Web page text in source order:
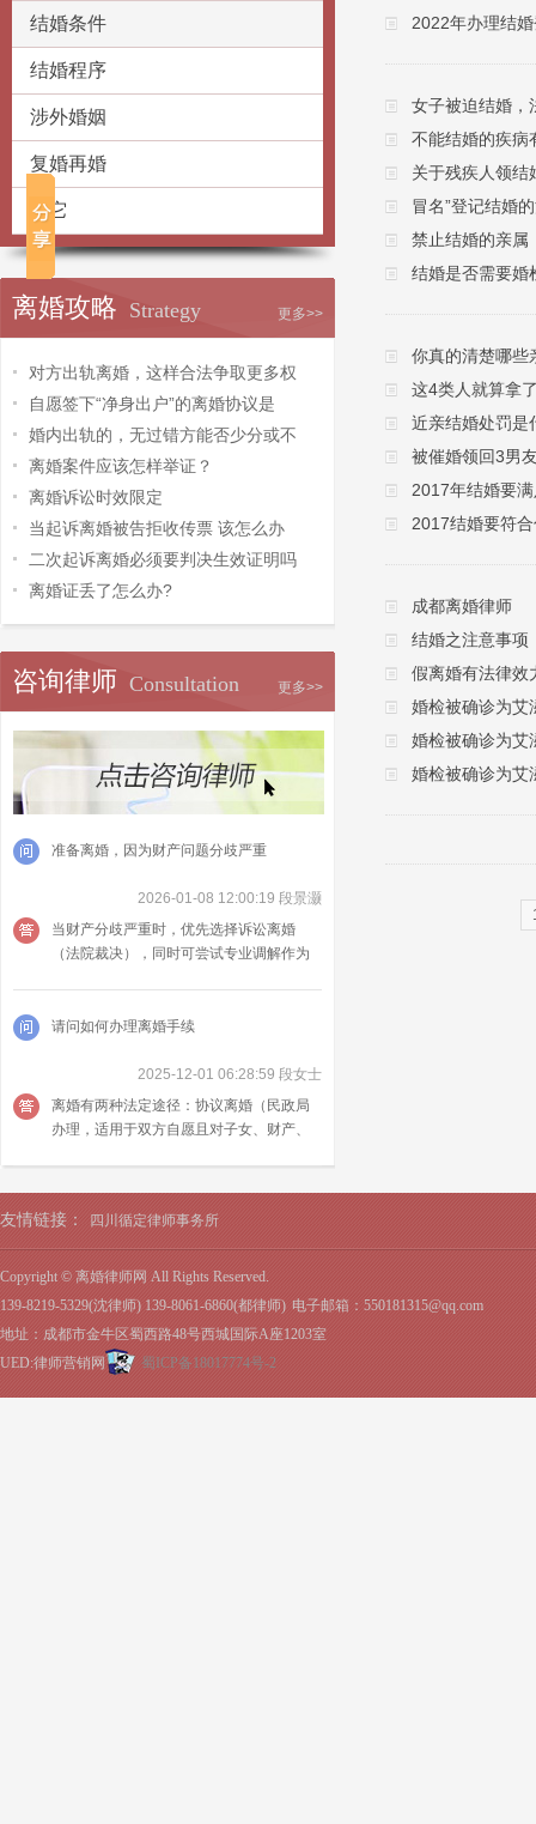
结婚条件
结婚程序
涉外婚姻
复婚再婚
其它
离婚攻略 Strategy 更多>>
对方出轨离婚，这样合法争取更多权
自愿签下“净身出户”的离婚协议是
婚内出轨的，无过错方能否少分或不
离婚案件应该怎样举证？
离婚诉讼时效限定
当起诉离婚被告拒收传票 该怎么办
二次起诉离婚必须要判决生效证明吗
离婚证丢了怎么办?
咨询律师 Consultation 更多>>
准备离婚，因为财产问题分歧严重
2026-01-08 12:00:19 段景灏
当财产分歧严重时，优先选择诉讼离婚
（法院裁决），同时可尝试专业调解作为
张分割。
请问如何办理离婚手续
2025-12-01 06:28:59 段女士
离婚有两种法定途径：协议离婚（民政局
办理，适用于双方自愿且对子女、财产、
2022年办理结
女子被迫结婚，
不能结婚的疾病
关于残疾人领结
冒名”登记结婚
禁止结婚的亲属
结婚是否需要婚
你真的清楚哪些
这4类人就算拿
近亲结婚处罚是
被催婚领回3男
2017年结婚要
2017结婚要符
成都离婚律师
结婚之注意事项
假离婚有法律效
婚检被确诊为
婚检被确诊为
婚检被确诊为
友情链接： 四川循定律师事务所
Copyright © 离婚律师网 All Rights Reserved.
139-8219-5329(沈律师) 139-8061-6860(都律师) 电子邮箱：550181315@qq.com
地址：成都市金牛区蜀西路48号西城国际A座1203室
UED:律师营销网
蜀ICP备18017774号-2